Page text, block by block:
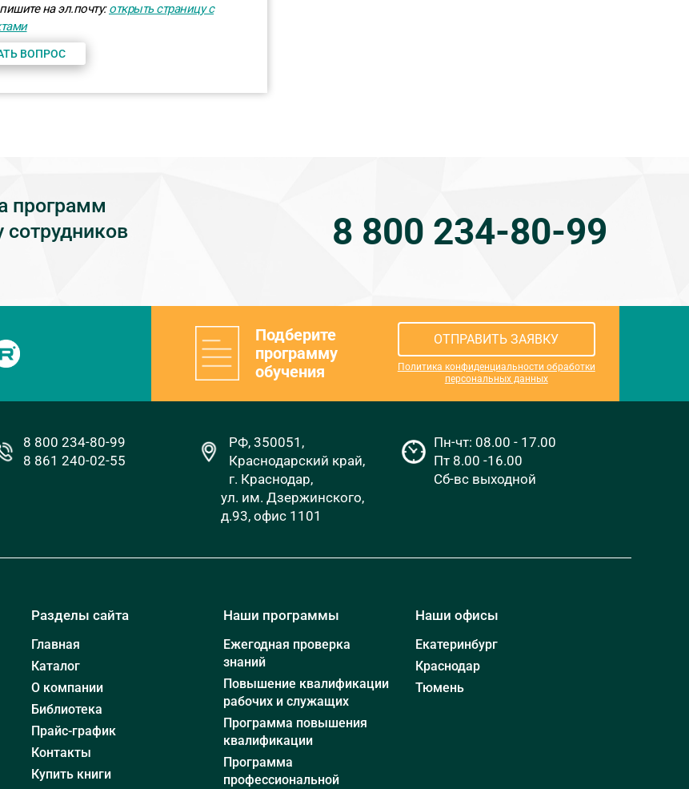
на эл.почту:открыть страницу с
ВОПРОС
программ
8 800 234-80-99
Подберите
программу
обучения
ОТПРАВИТЬ ЗАЯВКУ
Политика конфиденциальности обработки
персональных данных
8 800 234-80-99
8 861 240-02-55
РФ, 350051,
Краснодарский край,
г. Краснодар,
ул. им. Дзержинского,
д.93, офис 1101
Пн-чт: 08.00 - 17.00
Пт 8.00 -16.00
Сб-вс выходной
Разделы сайта
Главная
Каталог
О компании
Библиотека
Прайс-график
Контакты
Купить книги
Наши программы
Ежегодная проверка
знаний
Повышение квалификации
рабочих и служащих
Программа повышения
квалификации
Программа
профессиональной
Наши офисы
Екатеринбург
Краснодар
Тюмень